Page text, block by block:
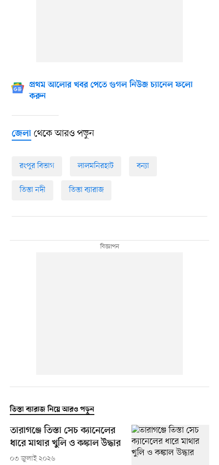
প্রথম আলোর খবর পেতে গুগল নিউজ চ্যানেল ফলো
করুন
জেলাথেকে আরও পড়ুন
রংপুর বিভাগ লালমনিরহাট বন্যা
তিস্তা নদী তিস্তা ব্যারাজ
তিস্তা ব্যারাজ নিয়ে আরও পড়ুন
তারাগঞ্জে তিস্তা সেচ ক্যানেলের
ধারে মাথার খুলি ও কঙ্কাল উদ্ধার
০৩ জুলাই ২০২৬